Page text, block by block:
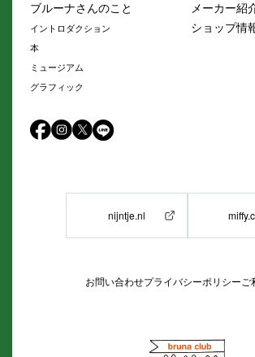
ブルーナさんのこと
イントロダクション
本
ミュージアム
グラフィック
メーカー紹
ショップ情
nijntje.nl
お問い合わせプライバシーポリシー ご